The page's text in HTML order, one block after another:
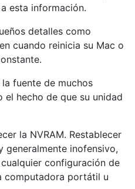
esta información.
detalles como
cuando reinicia su Mac o
fuente de muchos
el hecho de que su unidad
la NVRAM. Restablecer
generalmente inofensivo,
configuración de
computadora portátil u